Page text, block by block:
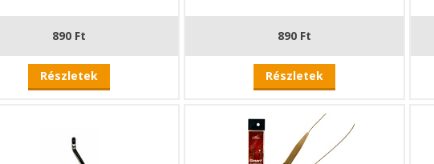
890 Ft
Részletek
890 Ft
Részletek